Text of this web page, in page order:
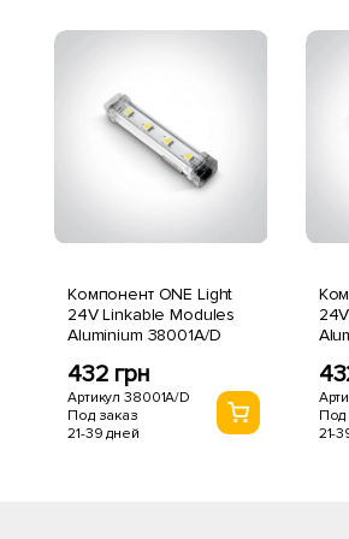
Компонент ONE Light
24V Linkable Modules
Aluminium 38001A/D
432 грн
Артикул 38001A/D
Под заказ
21-39 дней
Под
21-